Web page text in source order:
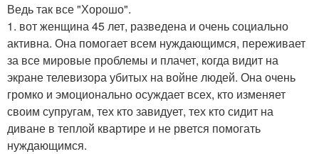
Ведь так все "Хорошо".
1. вот женщина 45 лет, разведена и очень социально
активна. Она помогает всем нуждающимся, переживает
за все мировые проблемы и плачет, когда видит на
экране телевизора убитых на войне людей. Она очень
громко и эмоционально осуждает всех, кто изменяет
своим супругам, тех кто завидует, тех кто сидит на
диване в теплой квартире и не рвется помогать
нуждающимся.